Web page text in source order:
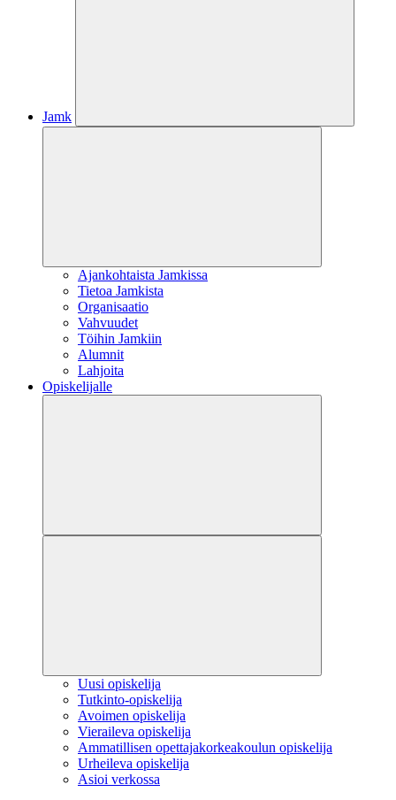
Jamk
Ajankohtaista Jamkissa
Tietoa Jamkista
Organisaatio
Vahvuudet
Töihin Jamkiin
Alumnit
Lahjoita
Opiskelijalle
Uusi opiskelija
Tutkinto-opiskelija
Avoimen opiskelija
Vieraileva opiskelija
Ammatillisen opettajakorkeakoulun opiskelija
Urheileva opiskelija
Asioi verkossa